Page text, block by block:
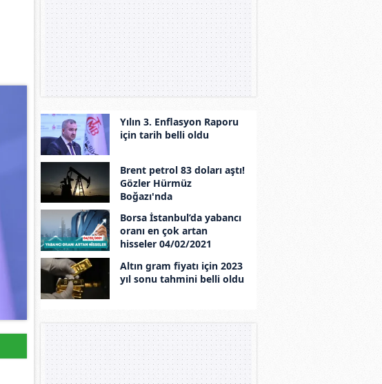
Yılın 3. Enflasyon Raporu
için tarih belli oldu
Brent petrol 83 doları aştı!
Gözler Hürmüz
Boğazı'nda
Borsa İstanbul’da yabancı
oranı en çok artan
hisseler 04/02/2021
Altın gram fiyatı için 2023
yıl sonu tahmini belli oldu